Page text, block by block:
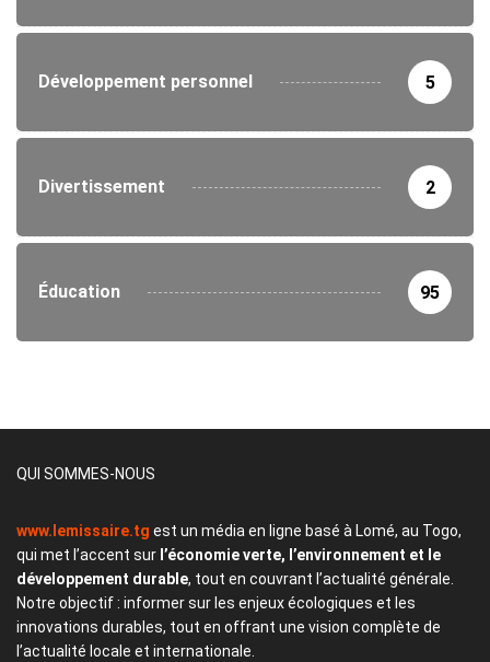
Développement personnel 5
Divertissement 2
Éducation 95
QUI SOMMES-NOUS
www.lemissaire.tg est un média en ligne basé à Lomé, au Togo,
qui met l’accent sur l’économie verte, l’environnement et le
développement durable, tout en couvrant l’actualité générale.
Notre objectif : informer sur les enjeux écologiques et les
innovations durables, tout en offrant une vision complète de
l’actualité locale et internationale.